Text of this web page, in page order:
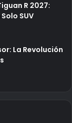
R 2027:
SUV
La Revolución